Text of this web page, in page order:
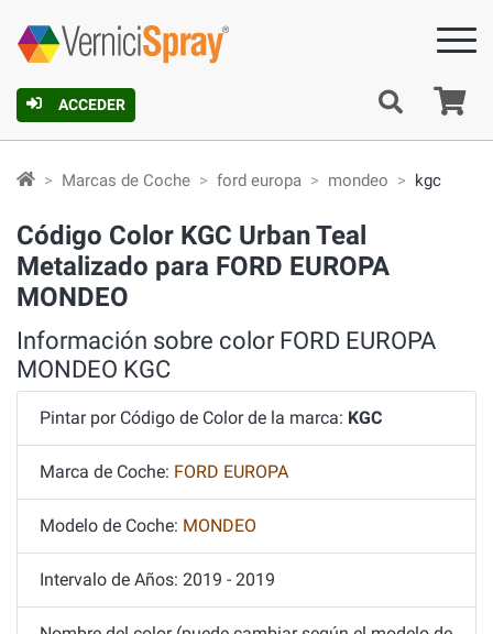
ACCEDER
Marcas de Coche ford europa mondeo kgc
Código Color KGC Urban Teal
Metalizado para FORD EUROPA
MONDEO
Información sobre color FORD EUROPA
MONDEO KGC
Pintar por Código de Color de la marca: KGC
Marca de Coche: FORD EUROPA
Modelo de Coche: MONDEO
Intervalo de Años: 2019 - 2019